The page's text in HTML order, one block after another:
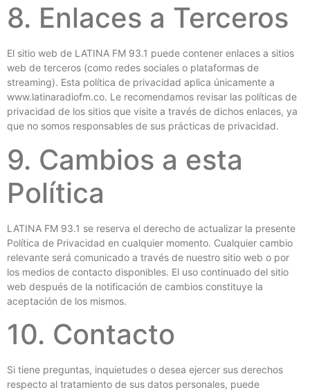
8. Enlaces a Terceros
El sitio web de LATINA FM 93.1 puede contener enlaces a sitios
web de terceros (como redes sociales o plataformas de
streaming). Esta política de privacidad aplica únicamente a
www.latinaradiofm.co. Le recomendamos revisar las políticas de
privacidad de los sitios que visite a través de dichos enlaces, ya
que no somos responsables de sus prácticas de privacidad.
9. Cambios a esta
Política
LATINA FM 93.1 se reserva el derecho de actualizar la presente
Política de Privacidad en cualquier momento. Cualquier cambio
relevante será comunicado a través de nuestro sitio web o por
los medios de contacto disponibles. El uso continuado del sitio
web después de la notificación de cambios constituye la
aceptación de los mismos.
10. Contacto
Si tiene preguntas, inquietudes o desea ejercer sus derechos
respecto al tratamiento de sus datos personales, puede